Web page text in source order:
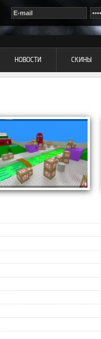
НОВОСТИ СКИНЫ